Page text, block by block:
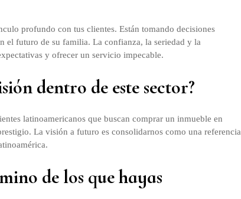
profundo con tus clientes. Están tomando decisiones
el futuro de su familia. La confianza, la seriedad y la
y ofrecer un servicio impecable.
dentro de este sector?
latinoamericanos que buscan comprar un inmueble en
La visión a futuro es consolidarnos como una referencia
de los que hayas